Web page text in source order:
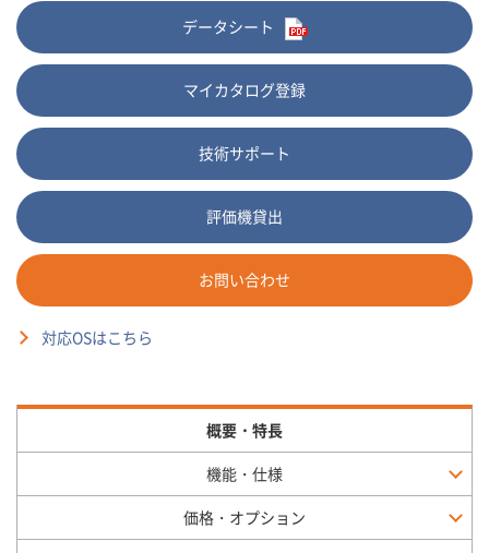
データシート
マイカタログ登録
技術サポート
評価機貸出
お問い合わせ
対応OSはこちら
概要・特長
機能・仕様
価格・オプション